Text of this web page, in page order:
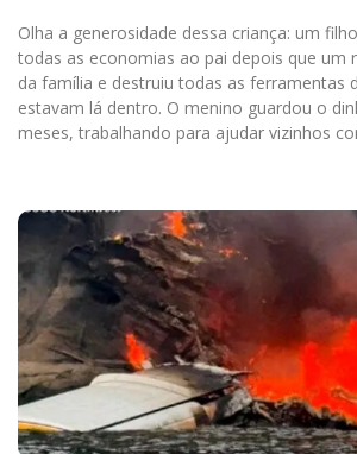
Olha a generosidade dessa criança: um
todas as economias ao pai depois que um
da família e destruiu todas as ferramentas
estavam lá dentro. O menino guardou o
meses, trabalhando para ajudar vizinhos